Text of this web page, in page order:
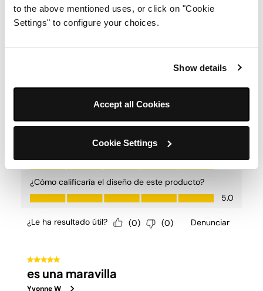
to the above mentioned uses, or click on "Cookie
Settings" to configure your choices.
Show details
Accept all Cookies
Cookie Settings